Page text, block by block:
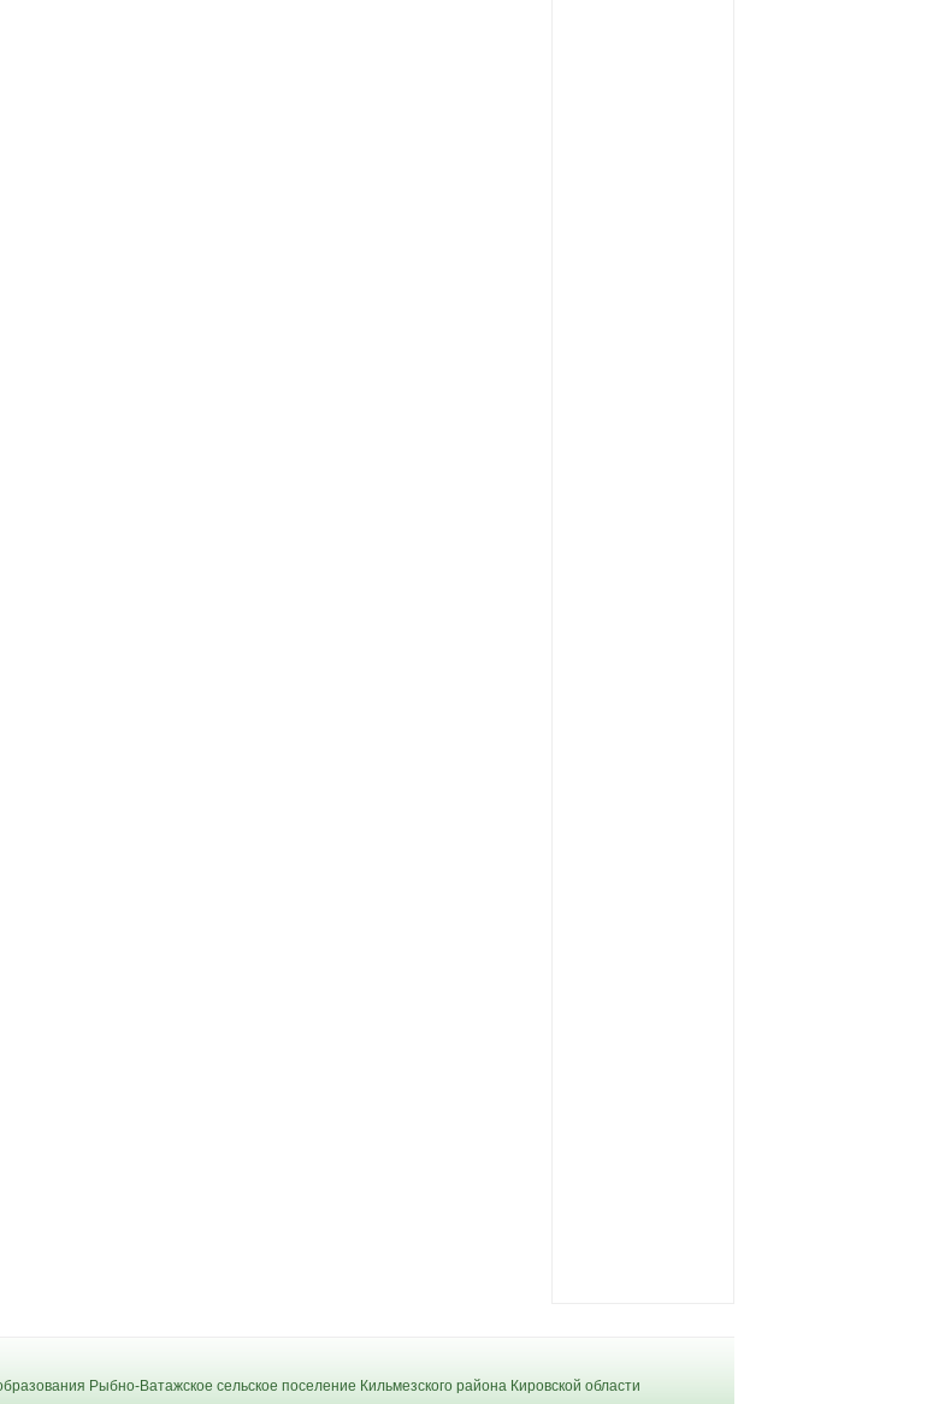
Рыбно-Ватажское сельское поселение Кильмезского района Кировской области